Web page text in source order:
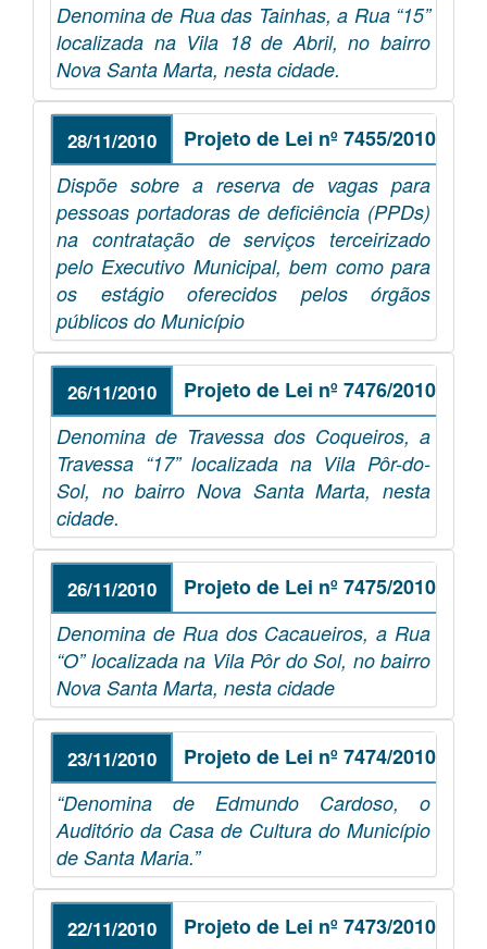
Denomina de Rua das Tainhas, a Rua “15”
localizada na Vila 18 de Abril, no bairro
Nova Santa Marta, nesta cidade.
28/11/2010 Projeto de Lei nº 7455/2010
Dispõe sobre a reserva de vagas para
pessoas portadoras de deficiência (PPDs)
na contratação de serviços terceirizado
pelo Executivo Municipal, bem como para
os estágio oferecidos pelos órgãos
públicos do Município
26/11/2010 Projeto de Lei nº 7476/2010
Denomina de Travessa dos Coqueiros, a
Travessa “17” localizada na Vila Pôr-do-
Sol, no bairro Nova Santa Marta, nesta
cidade.
26/11/2010 Projeto de Lei nº 7475/2010
Denomina de Rua dos Cacaueiros, a Rua
“O” localizada na Vila Pôr do Sol, no bairro
Nova Santa Marta, nesta cidade
23/11/2010 Projeto de Lei nº 7474/2010
“Denomina de Edmundo Cardoso, o
Auditório da Casa de Cultura do Município
de Santa Maria.”
22/11/2010 Projeto de Lei nº 7473/2010